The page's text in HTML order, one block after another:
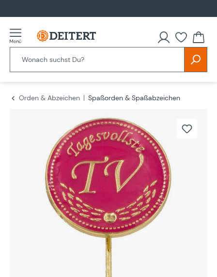
Orden & Abzeichen
Spaßorden & Spaßabzeichen